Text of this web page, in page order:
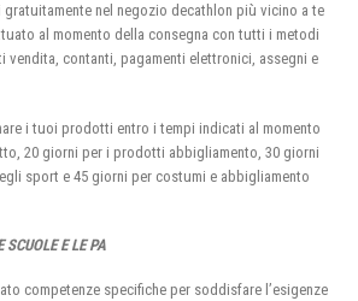
nel negozio decathlon più vicino a te
al momento della consegna con tutti i metodi
contanti, pagamenti elettronici, assegni e
i tuoi prodotti entro i tempi indicati al momento
20 giorni per i prodotti abbigliamento, 30 giorni
sport e 45 giorni per costumi e abbigliamento
E LE PA
competenze specifiche per soddisfare l’esigenze